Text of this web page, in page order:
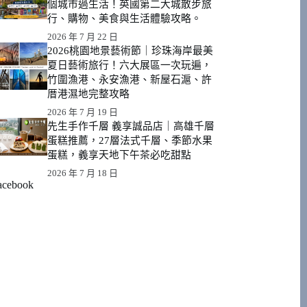
個城市過生活！英國第二大城散步旅
行、購物、美食與生活體驗攻略。
2026 年 7 月 22 日
2026桃園地景藝術節｜珍珠海岸最美
夏日藝術旅行！六大展區一次玩遍，
竹圍漁港、永安漁港、新屋石滬、許
厝港濕地完整攻略
2026 年 7 月 19 日
先生手作千層 義享誠品店｜高雄千層
蛋糕推薦，27層法式千層、季節水果
蛋糕，義享天地下午茶必吃甜點
2026 年 7 月 18 日